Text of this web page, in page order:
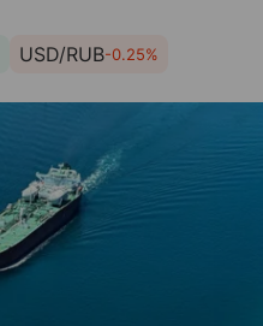
USD/RUB-0.25%